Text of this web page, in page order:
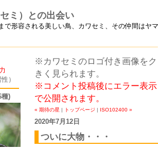
ミ）との出会い
で形容される美しい鳥、カワセミ、その仲間は
）
種)
※カワセミのロゴ付き画像を
きく見られます。
※コメント投稿後にエラー表
で公開されます。
« 期待の星 | トップページ | ISO102400 »
2020年7月12日
ついに大物・・・